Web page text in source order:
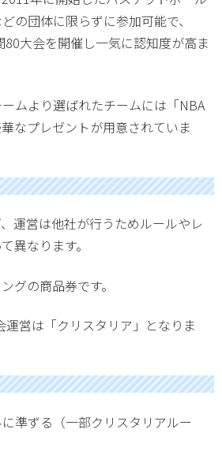
の団体に限らずに参加可能で、
大会を開催し一気に認知度が高ま
ムより選ばれたチームには「NBA
なプレゼントが用意されていま
運営は他社が行うためルールやレ
異なります。
グの商品券です。
運営は「クリスタリア」となりま
準ずる（一部クリスタリアルー